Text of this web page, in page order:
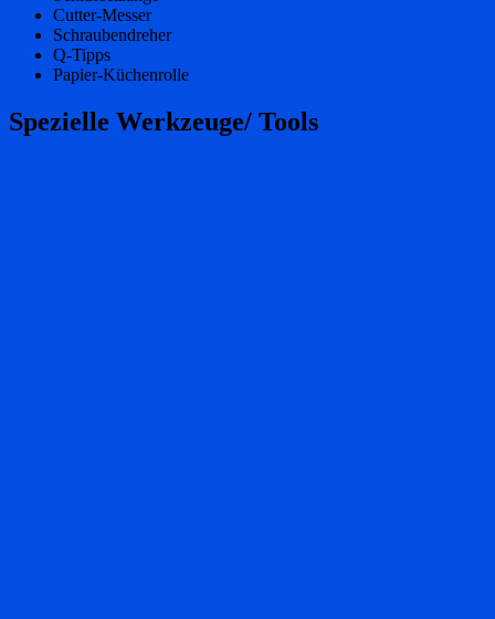
Cutter-Messer
Schraubendreher
Q-Tipps
Papier-Küchenrolle
Spezielle Werkzeuge/ Tools